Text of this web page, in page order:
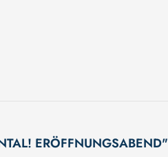
ERÖFFNUNGSABEND"